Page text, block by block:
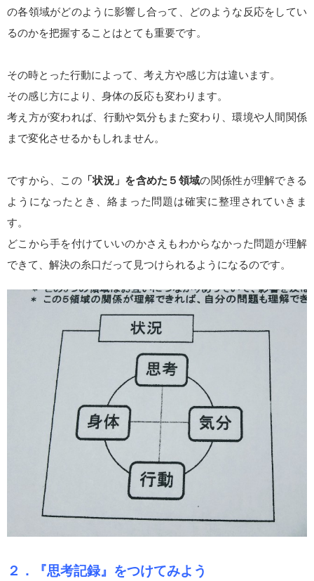
の各領域がどのように影響し合って、どのような反応をしてい
るのかを把握することはとても重要です。
その時とった行動によって、考え方や感じ方は違います。
その感じ方により、身体の反応も変わります。
考え方が変われば、行動や気分もまた変わり、環境や人間関係
まで変化させるかもしれません。
ですから、この 「状況」を含めた５領域の関係性が理解できる
ようになったとき、絡まった問題は確実に整理されていきま
す。
どこから手を付けていいのかさえもわからなかった問題が理解
できて、解決の糸口だって見つけられるようになるのです。
２．『思考記録』をつけてみよう